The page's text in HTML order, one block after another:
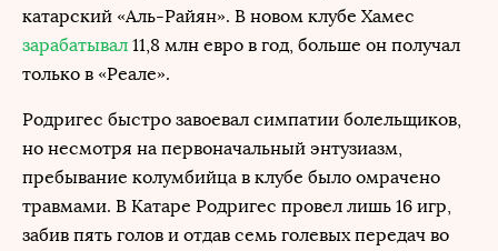
катарский «Аль-Райян». В новом клубе Хамес
зарабатывал 11,8 млн евро в год, больше он получал
только в «Реале».
Родригес быстро завоевал симпатии болельщиков,
но несмотря на первоначальный энтузиазм,
пребывание колумбийца в клубе было омрачено
травмами. В Катаре Родригес провел лишь 16 игр,
забив пять голов и отдав семь голевых передач во